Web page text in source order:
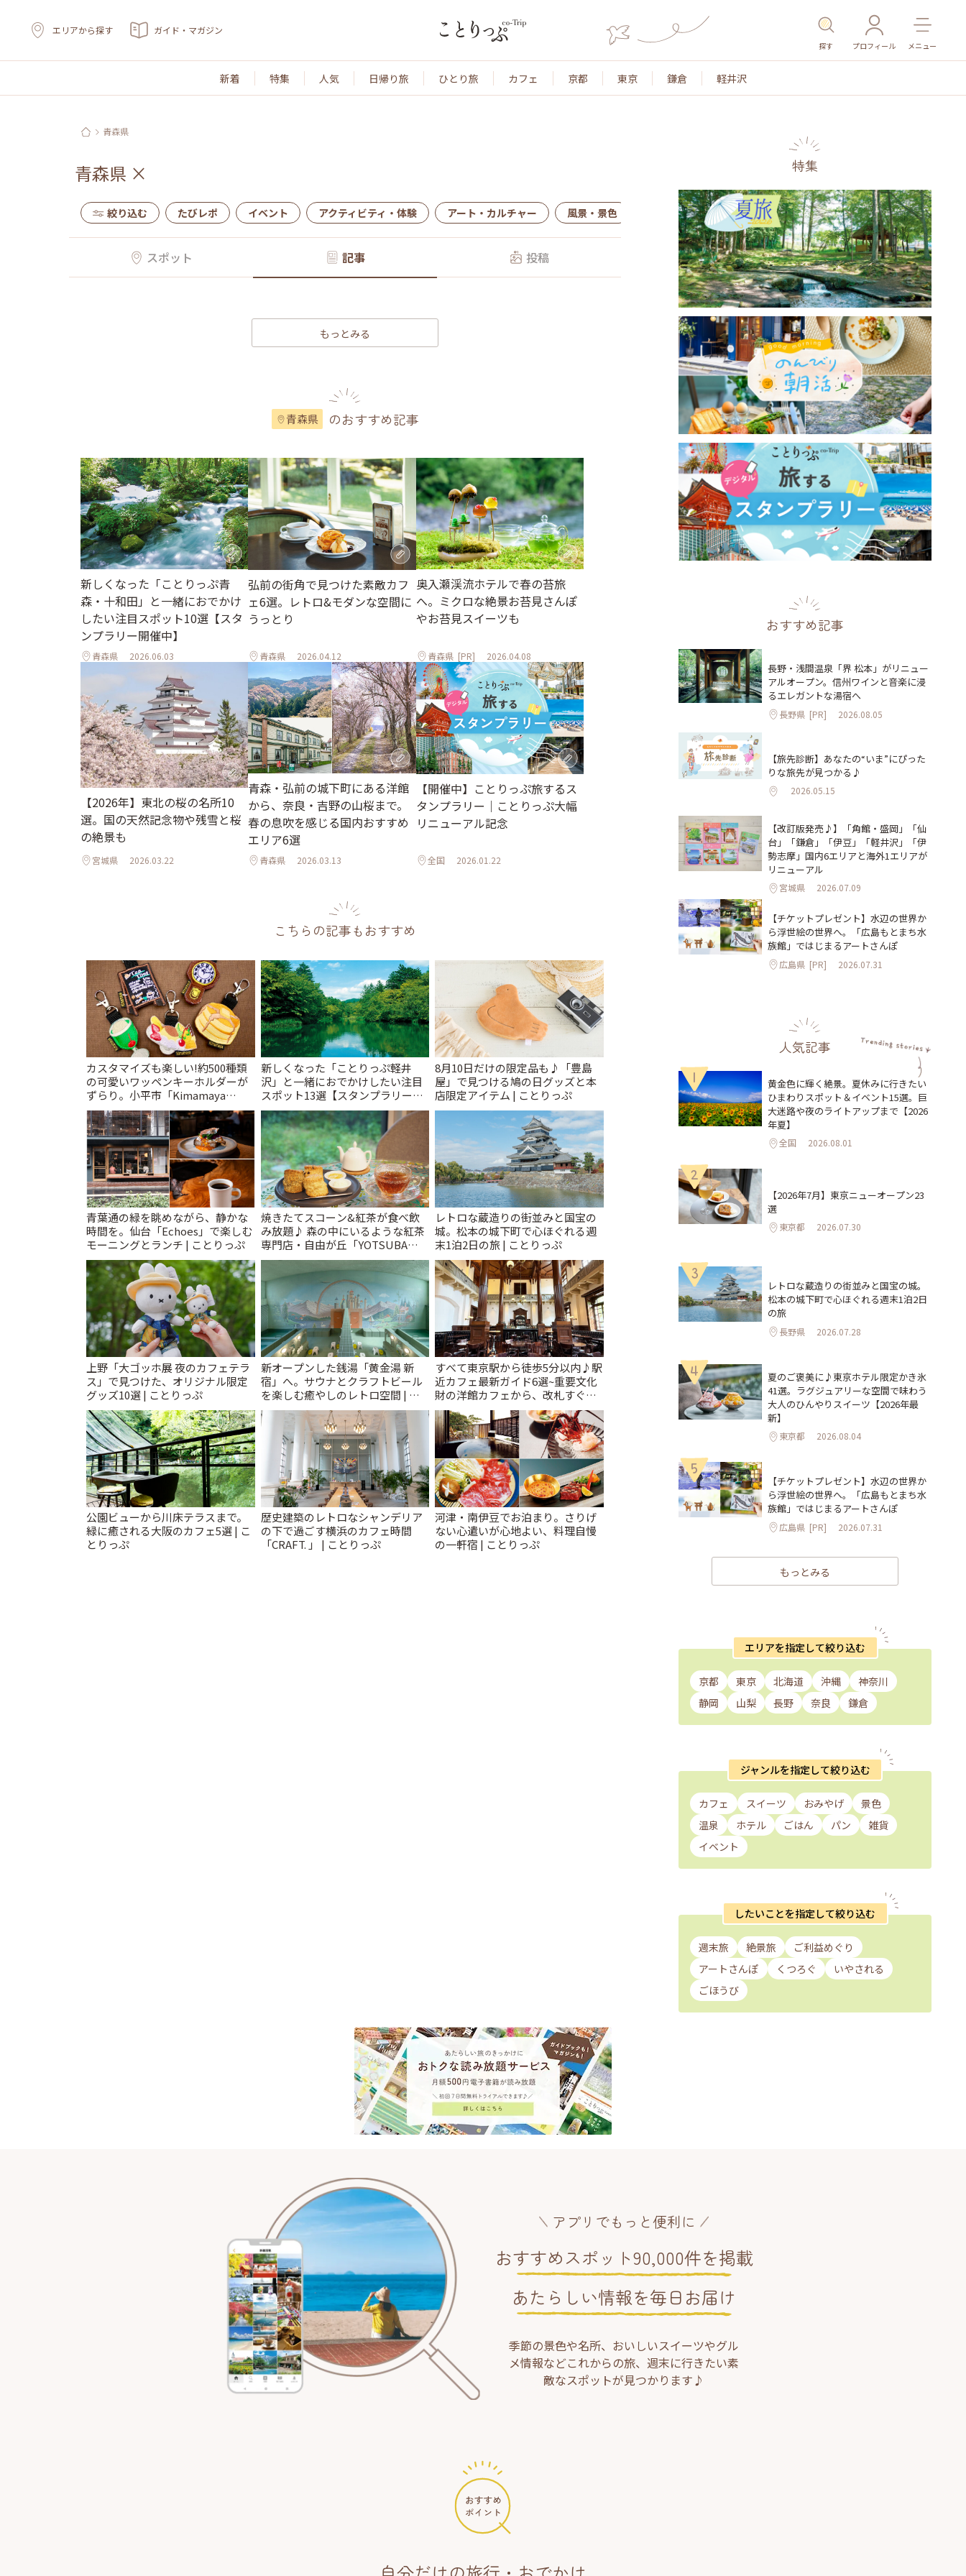
エリアから探す ガイド・マガジン
探す プロフィール メニュー
新着 特集 人気 日帰り旅 ひとり旅 カフェ 京都 東京 鎌倉 軽井沢
青森県
青森県 ×
絞り込む たびレポ イベント アクティビティ・体験 アート・カルチャー 風景・景色 名所・旧跡 温泉・スパ その他施設 ごはん
スポット 記事 投稿
もっとみる
青森県 のおすすめ記事
新しくなった「ことりっぷ青
森・十和田」と一緒におでかけ
したい注目スポット10選【スタ
ンプラリー開催中】
青森県 2026.06.03
弘前の街角で見つけた素敵カフ
ェ6選。レトロ&モダンな空間に
うっとり
青森県 2026.04.12
奥入瀬渓流ホテルで春の苔旅
へ。ミクロな絶景お苔見さんぽ
やお苔見スイーツも
青森県[PR] 2026.04.08
【2026年】東北の桜の名所10
選。国の天然記念物や残雪と桜
の絶景も
宮城県 2026.03.22
青森・弘前の城下町にある洋館
から、奈良・吉野の山桜まで。
春の息吹を感じる国内おすすめ
エリア6選
青森県 2026.03.13
【開催中】ことりっぷ旅するス
タンプラリー｜ことりっぷ大幅
リニューアル記念
全国 2026.01.22
こちらの記事もおすすめ
カスタマイズも楽しい!約500種類
の可愛いワッペンキーホルダーが
ずらり。小平市「Kimamaya
T&K」 | ことりっぷ
新しくなった「ことりっぷ軽井
沢」と一緒におでかけしたい注目
スポット13選【スタンプラリー開
催中】 | ことりっぷ
8月10日だけの限定品も♪「豊島
屋」で見つける鳩の日グッズと本
店限定アイテム | ことりっぷ
青葉通の緑を眺めながら、静かな
時間を。仙台「Echoes」で楽しむ
モーニングとランチ | ことりっぷ
焼きたてスコーン&紅茶が食べ飲
み放題♪ 森の中にいるような紅茶
専門店・自由が丘「YOTSUBA
TEA」でのんびり時間 | ことりっぷ
レトロな蔵造りの街並みと国宝の
城。松本の城下町で心ほぐれる週
末1泊2日の旅 | ことりっぷ
上野「大ゴッホ展 夜のカフェテラ
ス」で見つけた、オリジナル限定
グッズ10選 | ことりっぷ
新オープンした銭湯「黄金湯 新
宿」へ。サウナとクラフトビール
を楽しむ癒やしのレトロ空間 | こ
とりっぷ
すべて東京駅から徒歩5分以内♪駅
近カフェ最新ガイド6選~重要文化
財の洋館カフェから、改札すぐの
レトロ喫茶まで~ | ことりっぷ
公園ビューから川床テラスまで。
緑に癒される大阪のカフェ5選 | こ
とりっぷ
歴史建築のレトロなシャンデリア
の下で過ごす横浜のカフェ時間
「CRAFT. 」 | ことりっぷ
河津・南伊豆でお泊まり。さりげ
ない心遣いが心地よい、料理自慢
の一軒宿 | ことりっぷ
特集
おすすめ記事
長野・浅間温泉「界 松本」がリニュー
アルオープン。信州ワインと音楽に浸
るエレガントな湯宿へ
長野県 [PR] 2026.08.05
【旅先診断】あなたの“いま”にぴった
りな旅先が見つかる♪
2026.05.15
【改訂版発売♪】「角館・盛岡」「仙
台」「鎌倉」「伊豆」「軽井沢」「伊
勢志摩」国内6エリアと海外1エリアが
リニューアル
宮城県 2026.07.09
【チケットプレゼント】水辺の世界か
ら浮世絵の世界へ。「広島もとまち水
族館」ではじまるアートさんぽ
広島県 [PR] 2026.07.31
人気記事
1
黄金色に輝く絶景。夏休みに行きたい
ひまわりスポット＆イベント15選。巨
大迷路や夜のライトアップまで【2026
年夏】
全国 2026.08.01
2
【2026年7月】東京ニューオープン23
選
東京都 2026.07.30
3
レトロな蔵造りの街並みと国宝の城。
松本の城下町で心ほぐれる週末1泊2日
の旅
長野県 2026.07.28
4
夏のご褒美に♪東京ホテル限定かき氷
41選。ラグジュアリーな空間で味わう
大人のひんやりスイーツ【2026年最
新】
東京都 2026.08.04
5
【チケットプレゼント】水辺の世界か
ら浮世絵の世界へ。「広島もとまち水
族館」ではじまるアートさんぽ
広島県 [PR] 2026.07.31
もっとみる
エリアを指定して絞り込む
京都 東京 北海道 沖縄
神奈川
静岡
山梨 長野 奈良 鎌倉
ジャンルを指定して絞り込む
カフェ スイーツ おみやげ
景色
温泉
ホテル ごはん パン
雑貨
イベント
したいことを指定して絞り込む
週末旅 絶景旅
ご利益めぐり
アートさんぽ
くつろぐ
いやされる
ごほうび
アプリでもっと便利に
おすすめスポット90,000件を掲載
あたらしい情報を毎日お届け
季節の景色や名所、おいしいスイーツやグル
メ情報などこれからの旅、週末に行きたい素
敵なスポットが見つかります♪